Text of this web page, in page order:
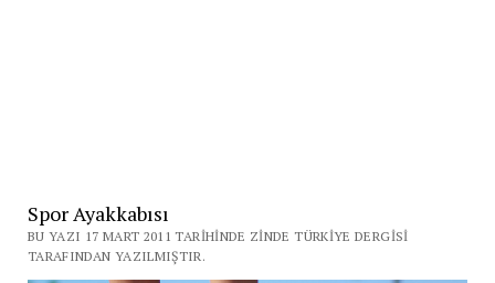
Spor Ayakkabısı
BU YAZI 17 MART 2011 TARIHINDE ZINDE TÜRKIYE DERGISI
TARAFINDAN YAZILMIŞTIR.